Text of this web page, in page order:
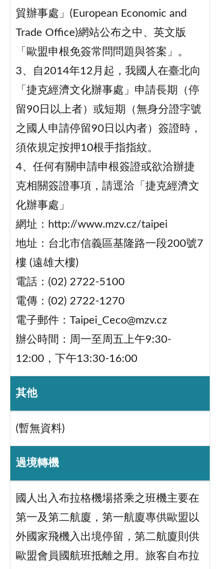
貿辦事處」(European Economic and
Trade Office)網站公布之中、英文版
「歐盟申根免簽常問問題與答案」。
3、自2014年12月起，我國人在臺北向
「捷克經濟文化辦事處」申請長期（停
留90日以上者）或短期（無身分證字號
之國人申請停留90日以內者）簽證時，
須依規定按押10根手指指紋。
4、任何有關申請申根簽證或欲洽辦捷
克相關簽證事項，請逕洽「捷克經濟文
化辦事處」
網址：http://www.mzv.cz/taipei
地址：台北市信義區基隆路一段200號7
樓 (遠雄大樓)
電話：(02) 2722-5100
電傳：(02) 2722-1270
電子郵件：Taipei_Ceco@mzv.cz
辦公時間：周一至周五上午9:30-
12:00，下午13:30-16:00
其他
(暫無資料)
過境轉機
國人出入布拉格機場搭乘之班機主要在
第一及第二航廈，第一航廈專供歐盟以
外國家飛機入出境停留，第二航廈則供
歐盟會員國航班抵離之用。旅客自布拉